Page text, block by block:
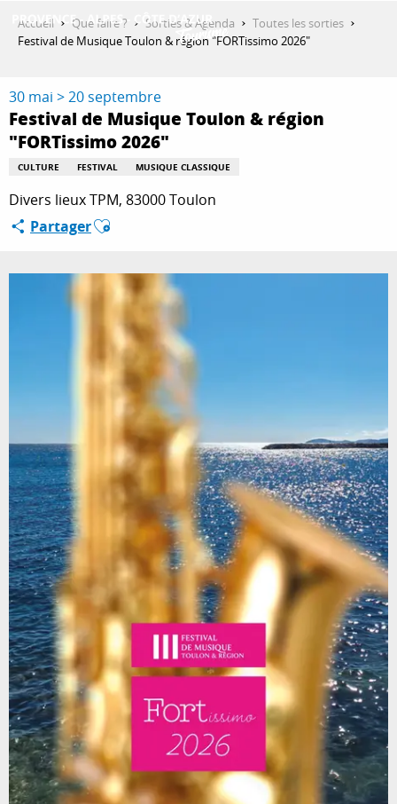
QUE FAIRE ?
SÉJOURNER
ESPACE PRO
Accueil Que faire ? Sorties & Agenda
Toutes les sorties
Festival de Musique Toulon & région "FORTissimo 2026"
30 mai > 20 septembre
Festival de Musique Toulon & région
"FORTissimo 2026"
CULTURE FESTIVAL MUSIQUE CLASSIQUE
Divers lieux TPM, 83000 Toulon
PartagerAjouter aux favoris